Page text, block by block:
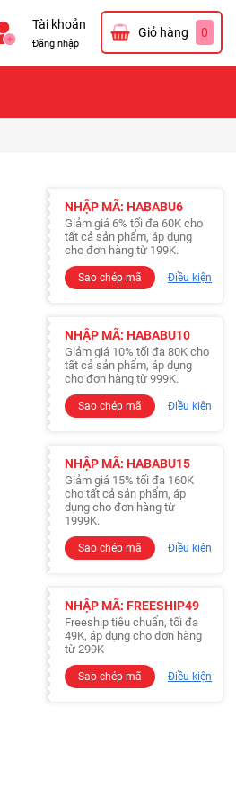
Tài khoản
Đăng nhập
Giỏ hàng 0
NHẬP MÃ: HABABU6
Giảm giá 6% tối đa 60K cho
tất cả sản phẩm, áp dụng
cho đơn hàng từ 199K.
Sao chép mã Điều kiện
NHẬP MÃ: HABABU10
Giảm giá 10% tối đa 80K cho
tất cả sản phẩm, áp dụng
cho đơn hàng từ 999K.
Sao chép mã Điều kiện
NHẬP MÃ: HABABU15
Giảm giá 15% tối đa 160K
cho tất cả sản phẩm, áp
dụng cho đơn hàng từ
1999K.
Sao chép mã Điều kiện
NHẬP MÃ: FREESHIP49
Freeship tiêu chuẩn, tối đa
49K, áp dụng cho đơn hàng
từ 299K
Sao chép mã Điều kiện